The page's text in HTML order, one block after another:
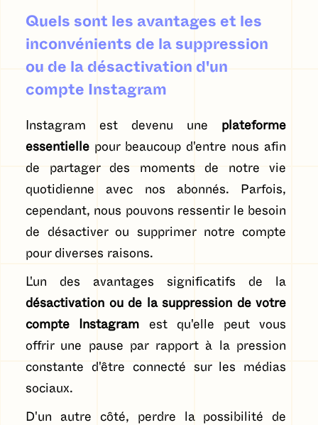
Quels sont les avantages et les
inconvénients de la suppression
ou de la désactivation d'un
compte Instagram
Instagram est devenu une plateforme
essentielle pour beaucoup d'entre nous afin
de partager des moments de notre vie
quotidienne avec nos abonnés. Parfois,
cependant, nous pouvons ressentir le besoin
de désactiver ou supprimer notre compte
pour diverses raisons.
L'un des avantages significatifs de la
désactivation ou de la suppression de votre
compte Instagram est qu'elle peut vous
offrir une pause par rapport à la pression
constante d'être connecté sur les médias
sociaux.
D'un autre côté, perdre la possibilité de